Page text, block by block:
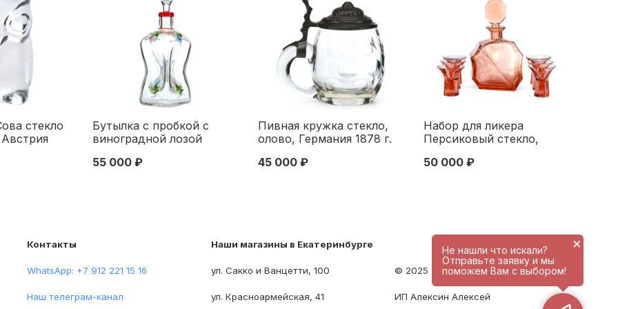
стекло
XX века
Бутылка с пробкой с
виноградной лозой
55 000 ₽
Пивная кружка стекло,
олово, Германия 1878 г.
45 000 ₽
Набор для ликера
Персиковый стекло,
см. Богемия XX век
50 000 ₽
Контакты
WhatsApp: +7 912 221 15 16
Наш телеграм-канал
Наши магазины в Екатеринбурге
ул. Сакко и Ванцетти, 100
ул. Красноармейская, 41
© 2025 - antique-center.ru
ИП Алексин Алексей
Не нашли что искали?
Отправьте заявку и мы
поможем Вам с выбором!
×